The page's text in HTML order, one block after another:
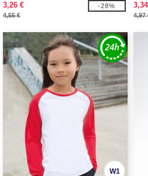
3,26 €
4,55 €
-28%
4,97
W1